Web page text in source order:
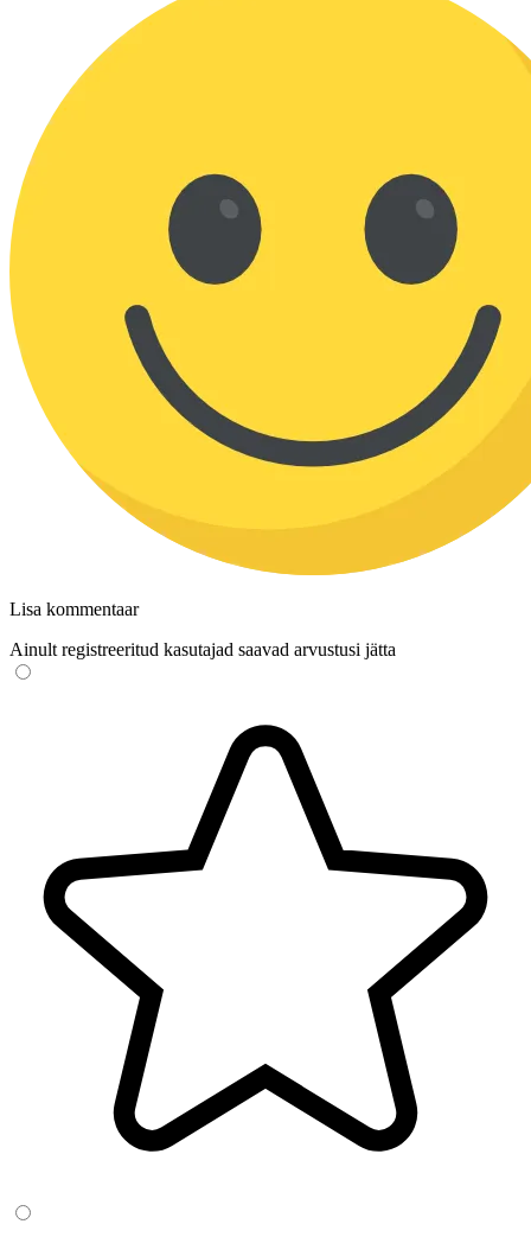
Lisa kommentaar
Ainult registreeritud kasutajad saavad arvustusi jätta